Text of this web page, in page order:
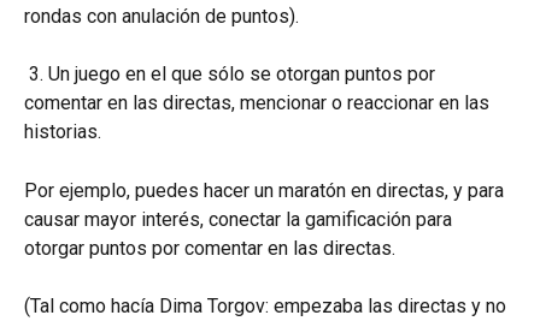
rondas con anulación de puntos).
comentar en las directas, mencionar o reaccionar en las
historias.
Por ejemplo, puedes hacer un maratón en directas, y para
causar mayor interés, conectar la gamificación para
otorgar puntos por comentar en las directas.
(Tal como hacía Dima Torgov: empezaba las directas y no